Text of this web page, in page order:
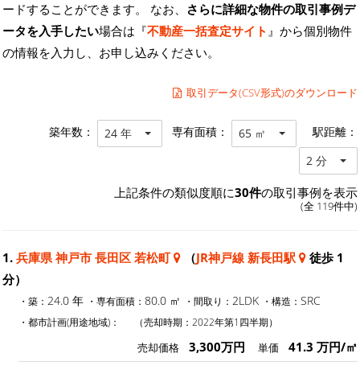
ードすることができます。 なお、 さらに詳細な物件の取引事例デ
ータを入手したい場合は『不動産一括査定サイト 』から個別物件
の情報を入力し、お申し込みください。
取引データ(CSV形式)のダウンロード
築年数： 24 年 専有面積： 65 ㎡ 駅距離：
2 分
上記条件の類似度順に30件の取引事例を表示
(全 119件中)
1. 兵庫県 神戸市 長田区 若松町 （JR神戸線 新長田駅
徒歩 1
分）
・築： 24.0 年 ・専有面積： 80.0 ㎡ ・間取り： 2LDK ・構造： SRC
・都市計画(用途地域)： （売却時期：2022年第1四半期）
売却価格 3,300万円 単価 41.3 万円/㎡